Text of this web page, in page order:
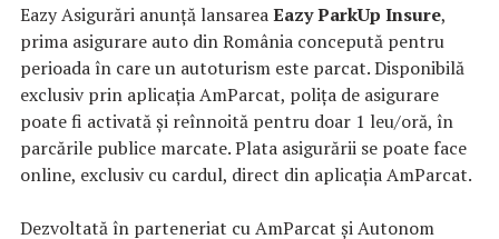
Eazy Asigurări anunță lansareaEazy ParkUp Insure,
prima asigurare auto din România concepută pentru
perioada în care un autoturism este parcat. Disponibilă
exclusiv prin aplicația AmParcat, polița de asigurare
poate fi activată și reînnoită pentru doar 1 leu/oră, în
parcările publice marcate. Plata asigurării se poate face
online, exclusiv cu cardul, direct din aplicația AmParcat.
Dezvoltată în parteneriat cu AmParcat și Autonom